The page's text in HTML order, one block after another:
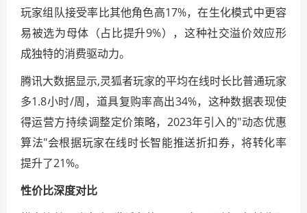
玩家组队接受率比其他角色高17%，在生化模式中更容
易被选为母体（占比提升9%），这种社交溢价效应形
成独特的消费驱动力。
腾讯大数据显示,灵狐者玩家的平均在线时长比普通玩家
多1.8小时/周，道具复购率高出34%，这种数据表现使
得运营方持续调整定价策略，2023年引入的"动态优惠
算法"会根据玩家在线时长智能推送折扣券，将转化率
提升了21%。
性价比深度对比